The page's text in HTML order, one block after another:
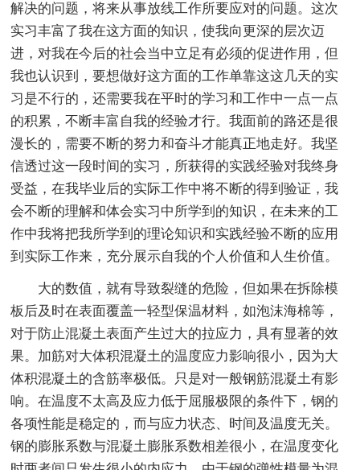
解决的问题，将来从事放线工作所要应对的问题。这次
实习丰富了我在这方面的知识，使我向更深的层次迈
进，对我在今后的社会当中立足有必须的促进作用，但
我也认识到，要想做好这方面的工作单靠这这几天的实
习是不行的，还需要我在平时的学习和工作中一点一点
的积累，不断丰富自我的经验才行。我面前的路还是很
漫长的，需要不断的努力和奋斗才能真正地走好。我坚
信透过这一段时间的实习，所获得的实践经验对我终身
受益，在我毕业后的实际工作中将不断的得到验证，我
会不断的理解和体会实习中所学到的知识，在未来的工
作中我将把我所学到的理论知识和实践经验不断的应用
到实际工作来，充分展示自我的个人价值和人生价值。
大的数值，就有导致裂缝的危险，但如果在拆除模
板后及时在表面覆盖一轻型保温材料，如泡沫海棉等，
对于防止混凝土表面产生过大的拉应力，具有显著的效
果。加筋对大体积混凝土的温度应力影响很小，因为大
体积混凝土的含筋率极低。只是对一般钢筋混凝土有影
响。在温度不太高及应力低于屈服极限的条件下，钢的
各项性能是稳定的，而与应力状态、时间及温度无关。
钢的膨胀系数与混凝土膨胀系数相差很小，在温度变化